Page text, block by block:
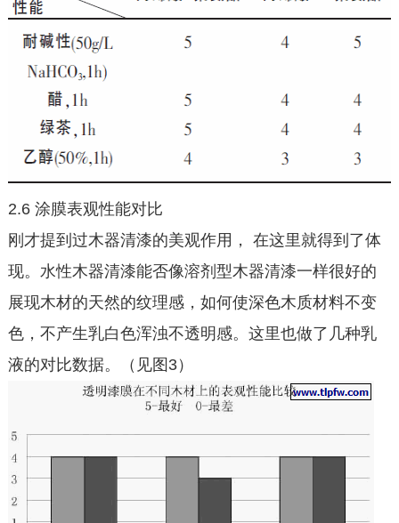
2.6 涂膜表观性能对比
刚才提到过木器清漆的美观作用， 在这里就得到了体
现。水性木器清漆能否像溶剂型木器清漆一样很好的
展现木材的天然的纹理感，如何使深色木质材料不变
色，不产生乳白色浑浊不透明感。这里也做了几种乳
液的对比数据。（见图3）